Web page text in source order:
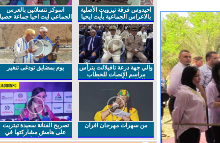
احيدوس فرقة تيزويت الأصلية
بالاعراس الجماعية بأيت ايحيا
اسوكز نتسلاتين بالعرس
الجماعي ايت احيا جماعة حصيا
والي جهة درعة تافيلالت يترأس
مراسم الإنصات للخطاب
الملكي السامي بمناسبة
يوم بمضايق تودغى تنغير
من سهرات مهرجان افران
تصريح الفنانة سعيدة تيتريت
على هامش مشاركتها في
مهرجان افران